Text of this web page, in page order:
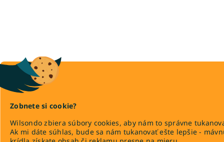
Zobnete si cookie?
Wilsondo zbiera súbory cookies, aby nám to správne
Ak mi dáte súhlas, bude sa nám tukanovať ešte lepšie -